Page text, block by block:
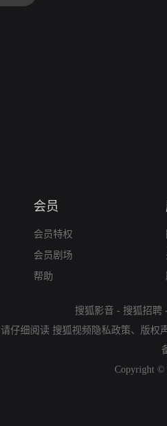
会员
会员特权
会员剧场
帮助
搜狐影音 - 搜狐招聘 -
请仔细阅读 搜狐视频隐私政策、 版权
Copyright ©